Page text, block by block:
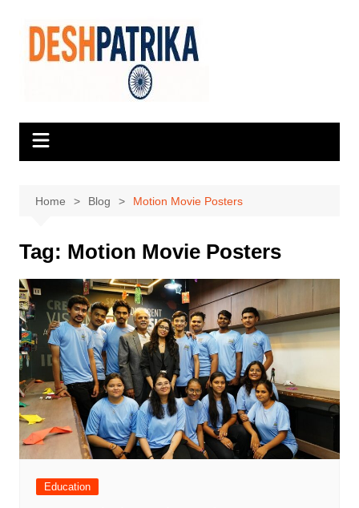
content
Home Blog Motion Movie Posters
Tag: Motion Movie Posters
Education